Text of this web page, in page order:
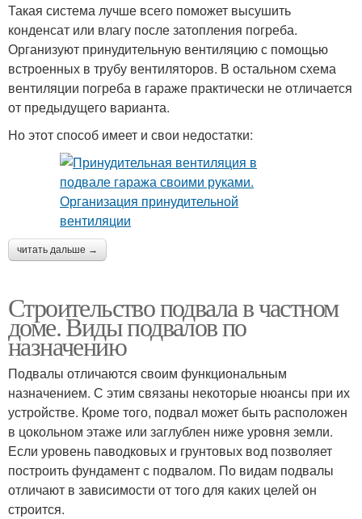
Такая система лучше всего поможет высушить
конденсат или влагу после затопления погреба.
Организуют принудительную вентиляцию с помощью
встроенных в трубу вентиляторов. В остальном схема
вентиляции погреба в гараже практически не отличается
от предыдущего варианта.
Но этот способ имеет и свои недостатки:
читать дальше →
Строительство подвала в частном
доме. Виды подвалов по
назначению
Подвалы отличаются своим функциональным
назначением. С этим связаны некоторые нюансы при их
устройстве. Кроме того, подвал может быть расположен
в цокольном этаже или заглублен ниже уровня земли.
Если уровень паводковых и грунтовых вод позволяет
построить фундамент с подвалом. По видам подвалы
отличают в зависимости от того для каких целей он
строится.